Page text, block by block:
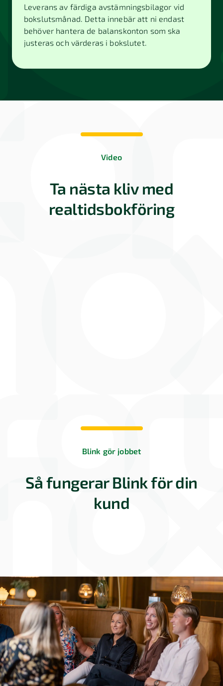
Leverans av färdiga avstämningsbilagor vid
bokslutsmånad. Detta innebär att ni endast
behöver hantera de balanskonton som ska
justeras och värderas i bokslutet.
Video
Ta nästa kliv med
realtidsbokföring
Blink gör jobbet
Så fungerar Blink för din
kund